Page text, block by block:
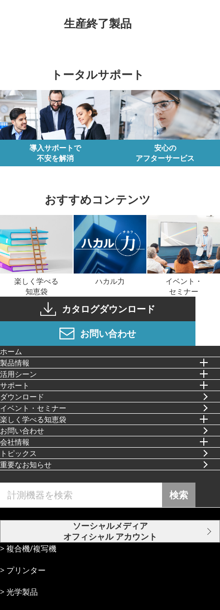
生産終了製品
トータルサポート
導入サポートで
不安を解消
安心の
アフターサービス
おすすめコンテンツ
楽しく学べる
知恵袋
ハカル力
イベント・
セミナー
カタログダウンロード
お問い合わせ
ホーム
製品情報
活⽤シーン
イベント・セミナー
楽しく学べる知恵袋
サポート
お問い合わせ
ダウンロード
会社情報
トピックス
重要なお知らせ
検索
ソーシャルメディア
オフィシャル アカウント
複合機/複写機
プリンター
光学製品